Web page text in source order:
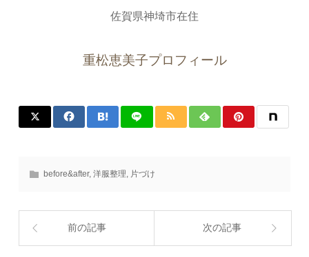
佐賀県神埼市在住
重松恵美子プロフィール
before&after,洋服整理, 片づけ
前の記事 次の記事